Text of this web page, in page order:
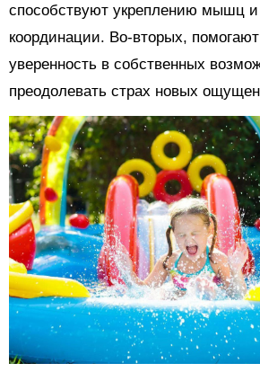
способствуют укреплению мышц
координации. Во-вторых,
уверенность в собственных
преодолевать страх новых